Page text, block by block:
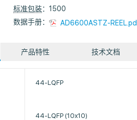
标准包装：1500
数据手册：
AD6600ASTZ-
产品特性 技术文档
44-LQFP
44-LQFP (10x10)